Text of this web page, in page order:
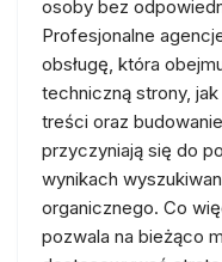
osoby bez
Profesjonalne
obsługę, która
techniczną strony,
treści oraz
przyczyniają się do
wynikach
organicznego. Co
pozwala na bieżąco